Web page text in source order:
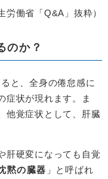
労働省「Q&A」抜粋）
のか？
と、全身の倦怠感に
症状が現れます。ま
他覚症状として、肝臓
肝硬変になっても自覚
黙の臓器 」と呼ばれ